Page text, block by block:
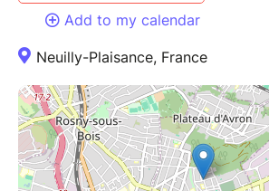
Add to my calendar
Neuilly-Plaisance, France